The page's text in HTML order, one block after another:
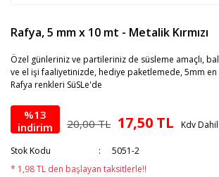
Rafya, 5 mm x 10 mt - Metalik Kırmızı
Özel günleriniz ve partileriniz de süsleme amaçlı,
ve el işi faaliyetinizde, hediye paketlemede, 5mm
Rafya renkleri SüSLe'de
%13
indirim
20,00 TL 17,50 TL Kdv Dahil
Stok Kodu
5051-2
* 1,98 TL den başlayan taksitlerle!!